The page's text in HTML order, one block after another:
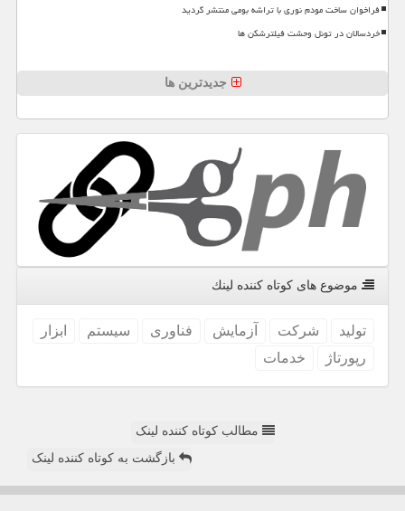
فراخوان ساخت مودم نوری با تراشه بومی منتشر گردید
خردسالان در تونل وحشت فیلترشکن ها
جدیدترین ها
موضوع های كوتاه كننده لینك
تولید شركت آزمایش فناوری سیستم
ابزار
رپورتاژ
خدمات
مطالب کوتاه کننده لینک
بازگشت به کوتاه کننده لینک